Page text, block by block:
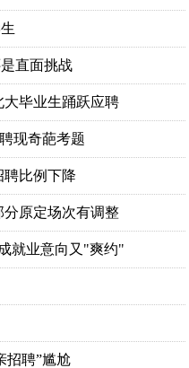
直面挑战
大毕业生踊跃应聘
现奇葩考题
聘比例下降
分原定场次有调整
就业意向又"爽约"
招聘”尴尬